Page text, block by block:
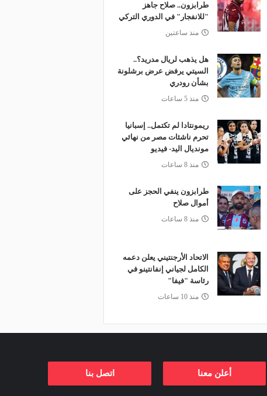
طرابزون.. صلاح جاهز
"للانفجار" في الدوري التركي
منذ ساعتين
هل يذهب لريال مدريد؟..
السيتي يرفض عرض برشلونة
بشأن رودري
منذ 5 ساعات
ريمونتادا لم تكتمل.. إسبانيا
تحرم ناشئات مصر من نهائي
مونديال اليد- فيديو
منذ 8 ساعات
طرابزون ينفي الحجز على
أموال صلاح
منذ 8 ساعات
الاتحاد الأرجنتيني يعلن دعمه
الكامل لجياني إنفانتينو في
رئاسة "فيفا"
منذ 10 ساعات
أعلن معنا اتصل بنا